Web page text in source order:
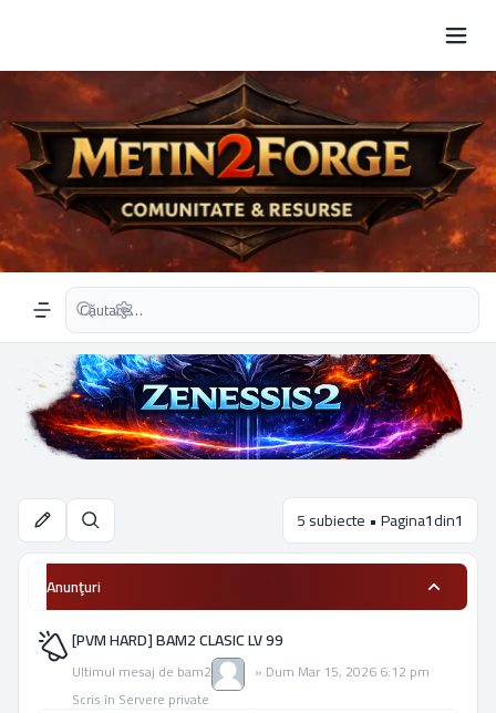
Navigation menu
Căutare avansată
Căutare 5 subiecte • Pagina1din1
Anunţuri
[PVM HARD] BAM2 CLASIC LV 99
Ultimul mesaj de bam2 » Dum Mar 15, 2026 6:12 pm
Scris în Servere private